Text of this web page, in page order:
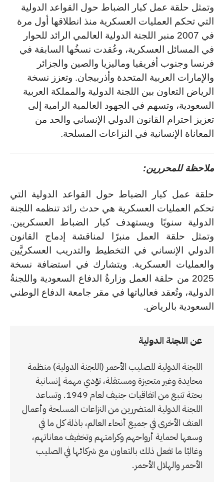
وتمثل حلقة عمل كبار الضباط حول القواعد الدولية
التي تحكم العمليات العسكرية منذ انطلاقها أول مرة
في 2007 منبر اللجنة الدولية العالمي الرائد للحوار
في المسائل العسكرية، وعُقدت نسخُها السابقة في
فرنسا وجنوب أفريقيا وماليزيا والصين والجزائر
والإمارات العربية المتحدة وأذربيجان. وتعزز نسخة
الرياض التعاون بين اللجنة الدولية والمملكة العربية
السعودية، وتسهم في الجهود العالمية الرامية إلى
تعزيز احترام القانون الدولي الإنساني والحد من
المعاناة الإنسانية في النزاعات المسلحة.
ملاحظة للمحررين:
حلقة عمل كبار الضباط حول القواعد الدولية التي
تحكم العمليات العسكرية هي حدث رائد تنظمه اللجنة
الدولية سنويًا ويستهدف كبار الضباط العسكريين.
وتمثل حلقة العمل منبرًا لمناقشة إدماج القانون
الدولي الإنساني في التخطيط والتدريب العسكريَّين
والعمليات العسكرية. ويتشارك في استضافة نسخة
2025 من حلقة العمل وزارةُ الدفاع السعودية واللجنةُ
الدولية، وتُعقد فعالياتها في مقر جامعة الدفاع الوطني
السعودية بالرياض.
عن اللجنة الدولية
اللجنة الدولية للصليب الأحمر (اللجنة الدولية) منظمة
محايدة وغير متحيزة ومستقلة، تؤدي مهمة إنسانية
بحتة تنبع من اتفاقيات جنيف لعام 1949. وتساعد
اللجنة الدولية المتضررين من النزاعات المسلحة وأعمال
العنف الأخرى في جميع أنحاء العالم، باذلة كل ما في
وسعها لحماية أرواحهم وكرامتهم وتخفيف معاناتهم،
وغالبًا ما تفعل ذلك بالتعاون مع شركائها في الصليب
الأحمر والهلال الأحمر.